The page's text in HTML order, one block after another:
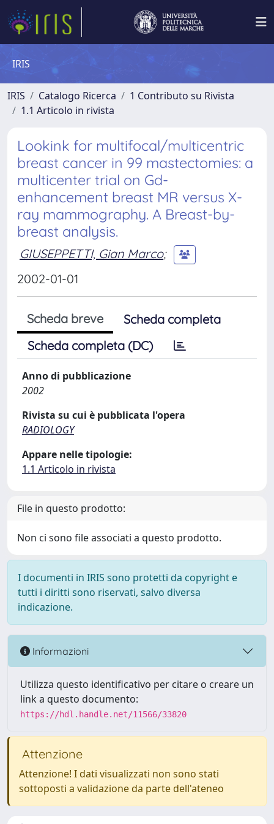
IRIS
IRIS Catalogo Ricerca
1 Contributo su Rivista
1.1 Articolo in rivista
Lookink for multifocal/multicentric
breast cancer in 99 mastectomies: a
multicenter trial on Gd-
enhancement breast MR versus X-
ray mammography. A Breast-by-
breast analysis.
GIUSEPPETTI, Gian Marco;
2002-01-01
Scheda breve
Scheda completa
Scheda completa (DC)
Anno di pubblicazione
2002
Rivista su cui è pubblicata l'opera
RADIOLOGY
Appare nelle tipologie:
1.1 Articolo in rivista
File in questo prodotto:
Non ci sono file associati a questo prodotto.
I documenti in IRIS sono protetti da copyright e
tutti i diritti sono riservati, salvo diversa
indicazione.
Informazioni
Utilizza questo identificativo per citare o creare un
link a questo documento:
https://hdl.handle.net/11566/33820
Attenzione
Attenzione! I dati visualizzati non sono stati
sottoposti a validazione da parte dell'ateneo